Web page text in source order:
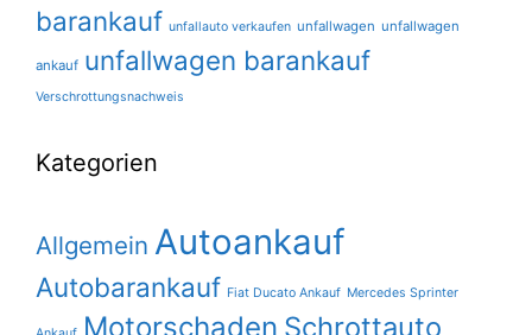
barankauf unfallauto verkaufen unfallwagen unfallwagen
ankauf unfallwagen barankauf
Verschrottungsnachweis
Kategorien
Allgemein Autoankauf
Autobarankauf Fiat Ducato Ankauf Mercedes Sprinter
Motorschaden Schrottauto